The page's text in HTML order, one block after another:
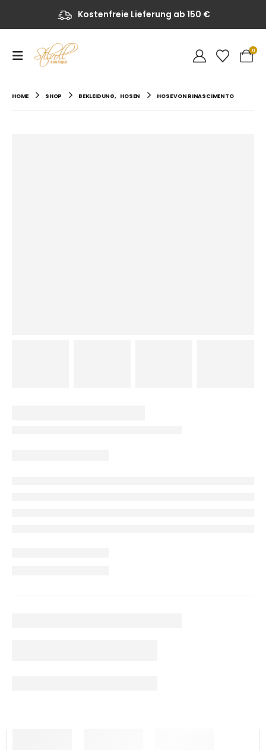
Kostenfreie Lieferung ab 150 €
0
HOME SHOP BEKLEIDUNG, HOSEN HOSE VON RINASCIMENTO